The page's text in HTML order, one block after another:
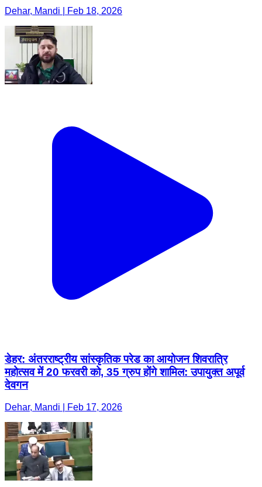
Dehar, Mandi | Feb 18, 2026
डेहर: अंतरराष्ट्रीय सांस्कृतिक परेड का आयोजन शिवरात्रि
महोत्सव में 20 फरवरी को, 35 ग्रुप होंगे शामिल: उपायुक्त अपूर्व
देवगन
Dehar, Mandi | Feb 17, 2026